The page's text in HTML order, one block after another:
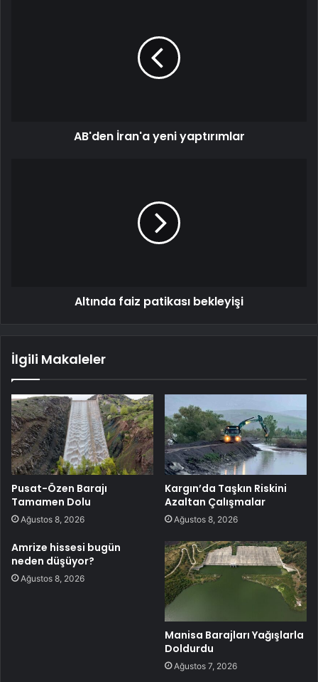
AB'den İran'a yeni yaptırımlar
Altında faiz patikası bekleyişi
İlgili Makaleler
Pusat-Özen Barajı
Tamamen Dolu
Ağustos 8, 2026
Kargın’da Taşkın Riskini
Azaltan Çalışmalar
Ağustos 8, 2026
Amrize hissesi bugün
neden düşüyor?
Ağustos 8, 2026
Manisa Barajları Yağışlarla
Doldurdu
Ağustos 7, 2026